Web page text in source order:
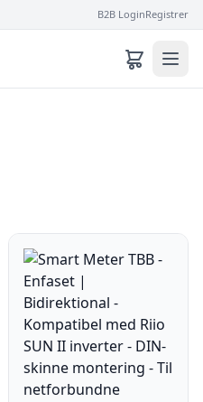
B2B LoginRegistrer